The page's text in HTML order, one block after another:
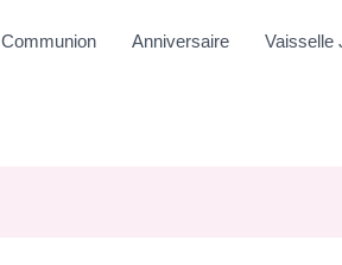
Communion Anniversaire Vaisselle